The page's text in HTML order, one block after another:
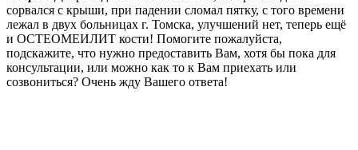
сорвался с крыши, при падении сломал пятку, с того времени
лежал в двух больницах г. Томска, улучшений нет, теперь ещё
и ОСТЕОМЕИЛИТ кости! Помогите пожалуйста,
подскажите, что нужно предоставить Вам, хотя бы пока для
консультации, или можно как то к Вам приехать или
созвониться? Очень жду Вашего ответа!